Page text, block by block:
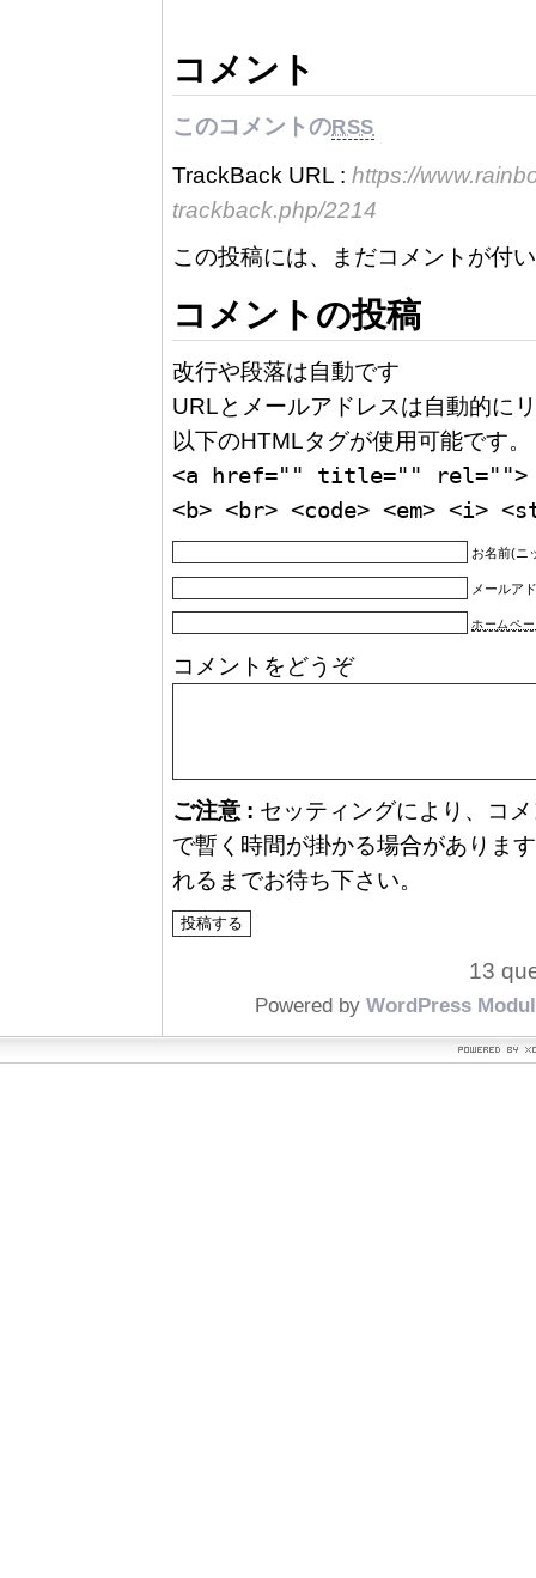
コメント
このコメントのRSS
TrackBack URL : https://
trackback.php/2214
この投稿には、まだコメントが付
コメントの投稿
改行や段落は自動です
URLとメールアドレスは自動的に
以下のHTMLタグが使用可能です。
<a href="" title="" rel="">
<b> <br> <code> <em> <i>
お名前(ニ
メールア
ホームペ
コメントをどうぞ
ご注意 : セッティングにより、コ
で暫く時間が掛かる場合がありま
れるまでお待ち下さい。
13
Powered by WordPress